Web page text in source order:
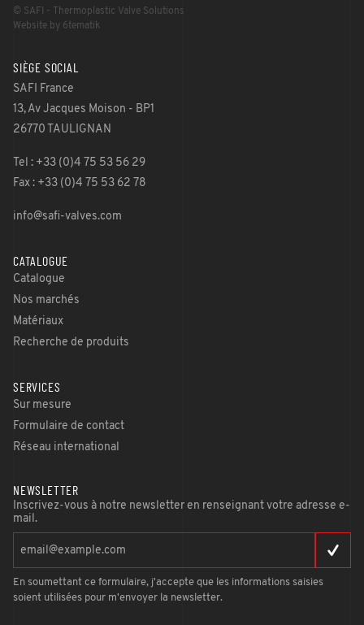
© SAFI - Thermoplastic Valve Solutions
Website by 6tematik
SIÈGE SOCIAL
SAFI France
13, Av Jacques Moison - BP1
26770 TAULIGNAN
Tel : +33 (0)4 75 53 56 29
Fax : +33 (0)4 75 53 62 78
info@safi-valves.com
CATALOGUE
Catalogue
Nos marchés
Matériaux
Recherche de produits
SERVICES
Sur mesure
Formulaire de contact
Réseau international
NEWSLETTER
Inscrivez-vous à notre newsletter en renseignant votre adresse e-
mail.
En soumettant ce formulaire, j'accepte que les informations saisies
soient utilisées pour m'envoyer la newsletter.